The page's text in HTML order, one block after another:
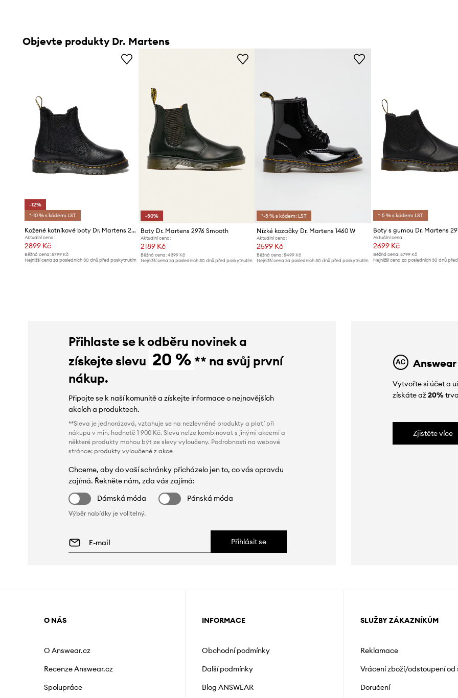
Objevte produkty Dr. Martens
-12%
*-10 % s kódem: LST
Kožené kotníkové boty Dr. Martens 2976 Leonore II
Aktuální cena:
2899 Kč
Běžná cena: 5799 Kč
Nejnižší cena za posledních 30 dnů před poskytnutím
-50%
Boty Dr. Martens 2976 Smooth
Aktuální cena:
2189 Kč
Běžná cena:4399 Kč
Nejnižší cena za posledních 30 dnů před poskytnutím
*-5 % s kódem: LST
Nízké kozačky Dr. Martens 1460 W
Aktuální cena:
2599 Kč
Běžná cena: 5499 Kč
Nejnižší cena za posledních 30 dnů před poskytnutím
*-5 % s kódem: LST
Boty s gumou Dr. Martens
Aktuální cena:
2699 Kč
Běžná cena: 5799 Kč
Nejnižší cena za posledních 30 dnů
Přihlaste se k odběru novinek a
získejte slevu 20 % ** na svůj první
nákup.
Připojte se k naší komunitě a získejte informace o nejnovějších
akcích a produktech.
**Sleva je jednorázová, vztahuje se na nezlevněné produkty a platí při
nákupu v min. hodnotě 1 900 Kč. Slevu nelze kombinovat s jinými akcemi a
některé produkty mohou být ze slevy vyloučeny. Podrobnosti na webové
stránce: produkty vyloučené z akce
Chceme, aby do vaší schránky přicházelo jen to, co vás opravdu
zajímá. Řekněte nám, zda vás zajímá:
Dámská móda
Pánská móda
Výběr nabídky je volitelný.
Přihlásit se
Vytvořte si účet a
získáte až20%
Zjistěte více
O NÁS
O Answear.cz
Recenze Answear.cz
Spolupráce
INFORMACE
Obchodní podmínky
Další podmínky
Blog ANSWEAR
SLUŽBY ZÁKAZNÍKŮM
Reklamace
Vrácení zboží/odstoupení od
Doručení